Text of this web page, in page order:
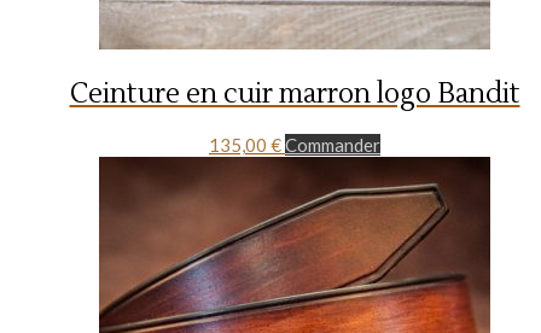
Ceinture en cuir marron logo Bandit
135,00 €Commander